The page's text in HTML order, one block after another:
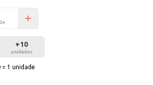
+10
unidades
= 1 unidade